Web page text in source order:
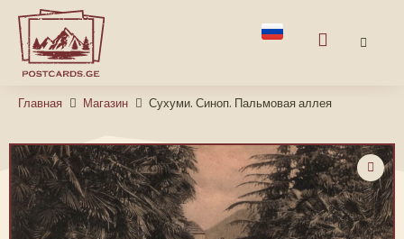
Главная Магазин Сухуми. Синоп. Пальмовая аллея